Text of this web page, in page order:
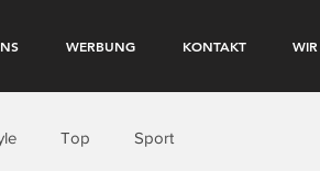
WERBUNG KONTAKT
Top Sport